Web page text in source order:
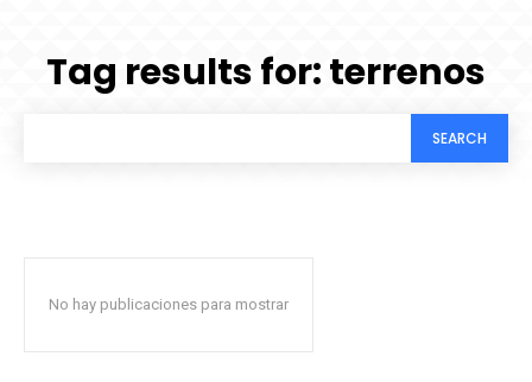
Tag results for:terrenos
SEARCH
No hay publicaciones para mostrar